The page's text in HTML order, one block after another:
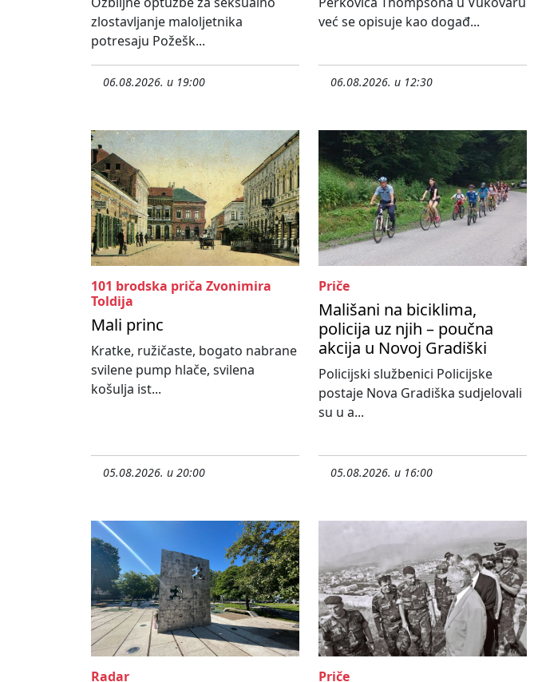
zlostavljanje maloljetnika
potresaju Požešk...
06.08.2026. u 19:00
već se opisuje kao događ...
06.08.2026. u 12:30
101 brodska priča Zvonimira
Toldija
Mali princ
Kratke, ružičaste, bogato nabrane
svilene pump hlače, svilena
košulja ist...
05.08.2026. u 20:00
Priče
Mališani na biciklima,
policija uz njih – poučna
akcija u Novoj Gradiški
Policijski službenici Policijske
postaje Nova Gradiška sudjelovali
su u a...
05.08.2026. u 16:00
Radar Priče